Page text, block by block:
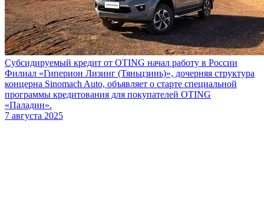
Субсидируемый кредит от OTING начал работу в России
Филиал «Гиперион Лизинг (Тяньцзинь)», дочерняя структура
концерна Sinomach Auto, объявляет о старте специальной
программы кредитования для покупателей OTING
«Паладин».
7 августа 2025